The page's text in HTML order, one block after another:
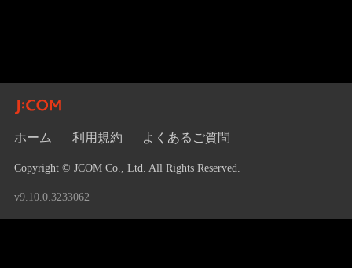
ホーム 利用規約 よくあるご質問
Copyright © JCOM Co., Ltd. All Rights Reserved.
v9.10.0.3233062